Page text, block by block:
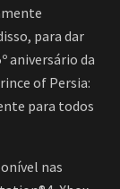
para dar
aniversário da
of Persia:
para todos
nas